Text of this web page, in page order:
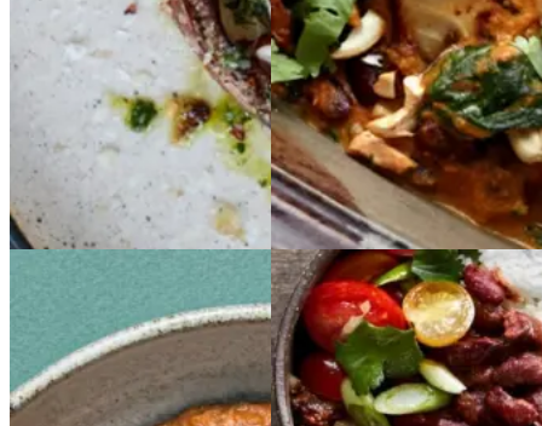
Gem opskrift
Aftensmad
Efterårsmad
Vintermad
Gem opskrift
Aftensmad
Vegetarisk
Efterårsmad